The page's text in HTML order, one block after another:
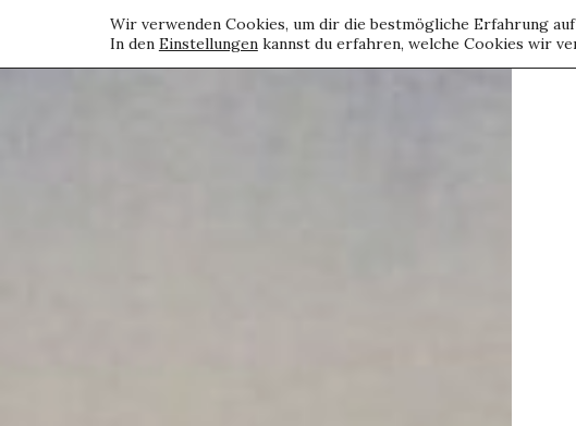
Wir verwenden Cookies, um dir die bestmögliche Erfahrung
In den Einstellungenkannst du erfahren, welche Cookies wir